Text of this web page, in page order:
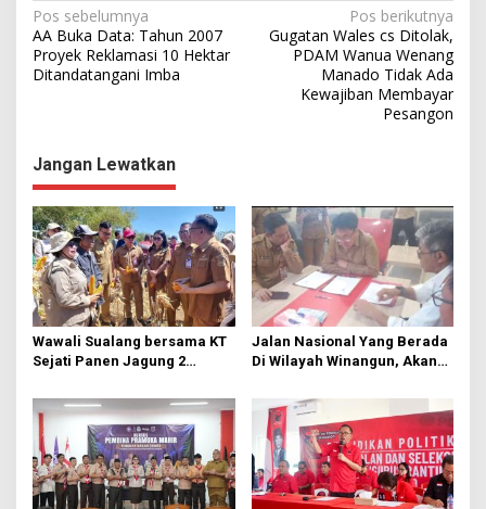
N
a
v
a
s
i
p
o
s
Pos sebelumnya
AA Buka Data: Tahun 2007
Proyek Reklamasi 10 Hektar
Ditandatangani Imba
Pos berikutnya
Gugatan Wales cs Ditolak,
PDAM Wanua Wenang
Manado Tidak Ada
Kewajiban Membayar
Pesangon
Jangan Lewatkan
Wawali Sualang bersama KT
Sejati Panen Jagung 2
Jalan Nasional Yang Berada
Di Wilayah Winangun, Akan